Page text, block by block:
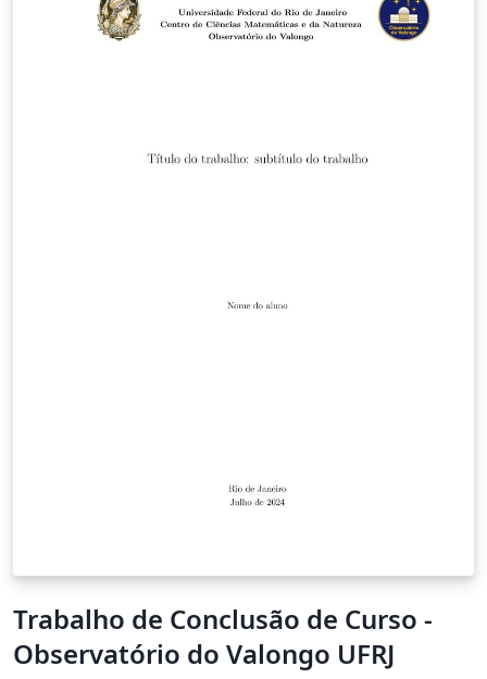
Trabalho de Conclusão de Curso -
Observatório do Valongo UFRJ